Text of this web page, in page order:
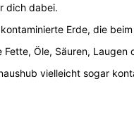
dich dabei.
Erde, die
Öle, Säuren,
vielleicht sogar